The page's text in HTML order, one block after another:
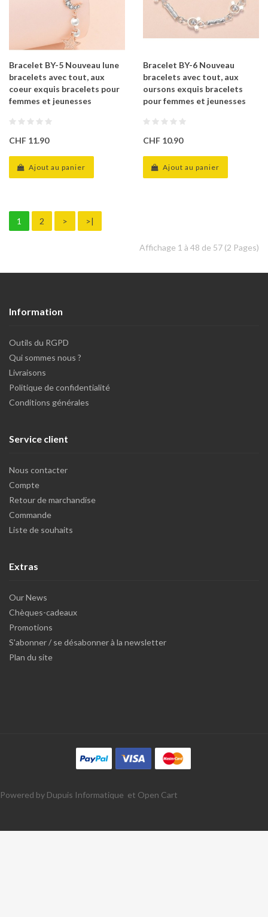
Bracelet BY-5 Nouveau lune
bracelets avec tout, aux
coeur exquis bracelets pour
femmes et jeunesses
CHF 11.90
Ajout au panier
Bracelet BY-6 Nouveau
bracelets avec tout, aux
oursons exquis bracelets
pour femmes et jeunesses
CHF 10.90
Ajout au panier
1 2 > >|
Affichage 1 à 48 de 57 (2 Pages)
Information
Outils du RGPD
Qui sommes nous ?
Livraisons
Politique de confidentialité
Conditions générales
Service client
Nous contacter
Compte
Retour de marchandise
Commande
Liste de souhaits
Extras
Our News
Chèques-cadeaux
Promotions
S'abonner / se désabonner à la newsletter
Plan du site
Powered by Dupuis Informatique et Open Cart